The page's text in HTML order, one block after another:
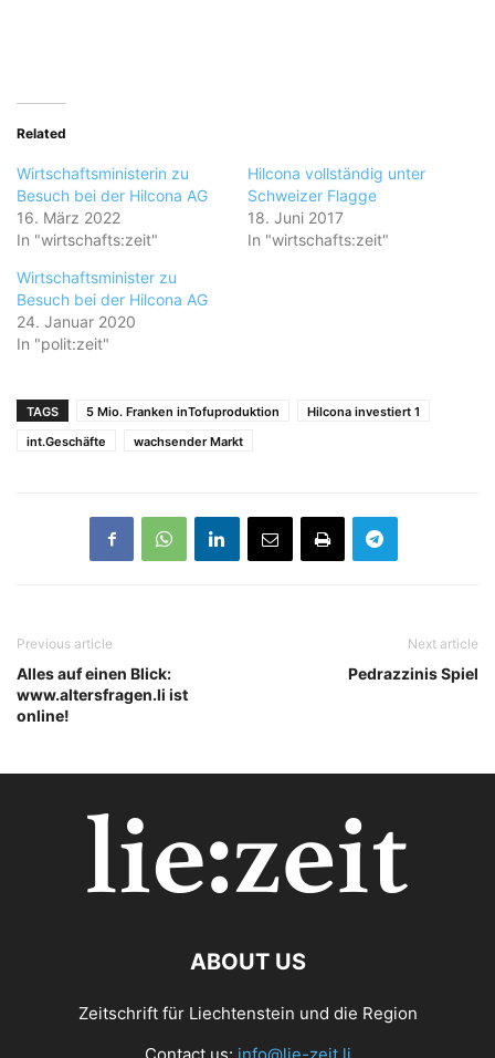
Related
Wirtschaftsministerin zu
Besuch bei der Hilcona AG
16. März 2022
In "wirtschafts:zeit"
Hilcona vollständig unter
Schweizer Flagge
18. Juni 2017
In "wirtschafts:zeit"
Wirtschaftsminister zu
Besuch bei der Hilcona AG
24. Januar 2020
In "polit:zeit"
TAGS 5 Mio. Franken inTofuproduktion
Hilcona investiert 1
int.Geschäfte
wachsender Markt
Previous article
Alles auf einen Blick:
www.altersfragen.li ist
online!
Next article
Pedrazzinis Spiel
ABOUT US
Zeitschrift für Liechtenstein und die Region
Contact us: info@lie-zeit.li